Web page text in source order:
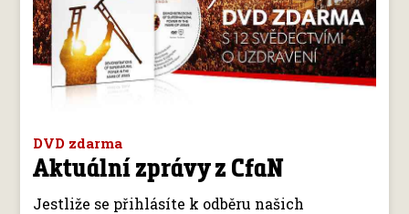
DVD zdarma
Aktuální zprávy z CfaN
Jestliže se přihlásíte k odběru našich